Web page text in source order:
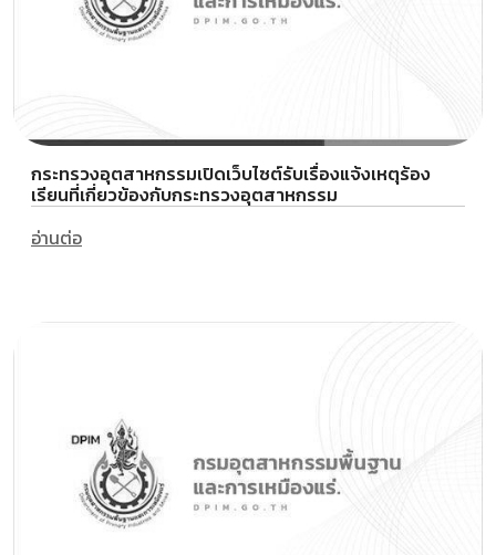
กระทรวงอุตสาหกรรมเปิดเว็บไซต์รับเรื่องแจ้งเหตุร้อง
เรียนที่เกี่ยวข้องกับกระทรวงอุตสาหกรรม
อ่านต่อ